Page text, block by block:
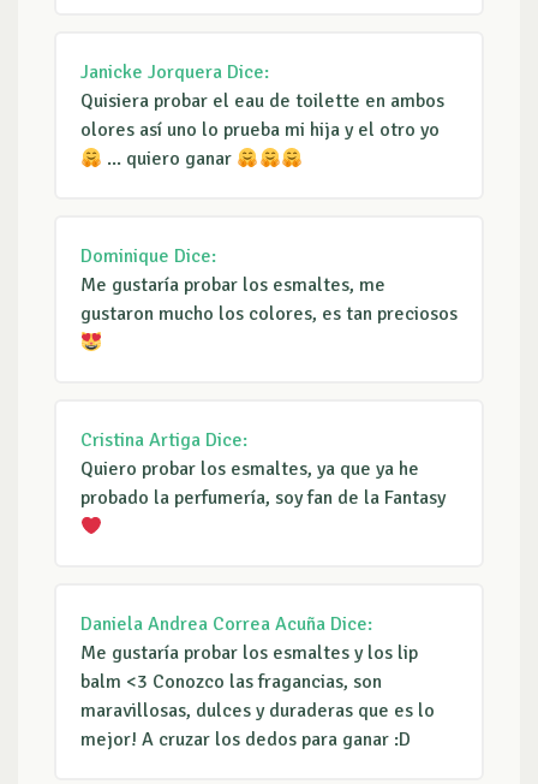
Janicke Jorquera Dice:
Quisiera probar el eau de toilette en ambos
olores así uno lo prueba mi hija y el otro yo
... quiero ganar
Dominique Dice:
Me gustaría probar los esmaltes, me
gustaron mucho los colores, es tan preciosos
Cristina Artiga Dice:
Quiero probar los esmaltes, ya que ya he
probado la perfumería, soy fan de la Fantasy
Daniela Andrea Correa Acuña Dice:
Me gustaría probar los esmaltes y los lip
balm <3 Conozco las fragancias, son
maravillosas, dulces y duraderas que es lo
mejor! A cruzar los dedos para ganar :D